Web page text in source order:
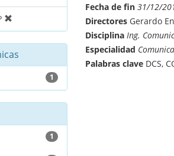
1
1
Fecha de fin 31/12/
DirectoresGerardo
Disciplina Ing.
Especialidad
Palabras claveDCS,